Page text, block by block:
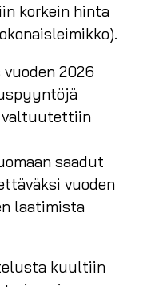
korkein hinta
2026
valtuutettiin
saadut
vuoden
laatimista
kuultiin